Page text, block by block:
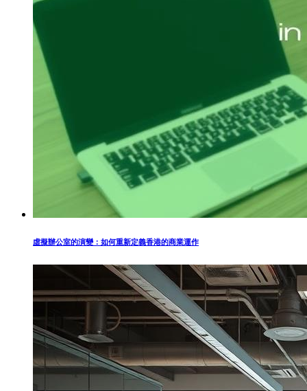
虛擬辦公室的演變：如何重新定義香港的商業運作